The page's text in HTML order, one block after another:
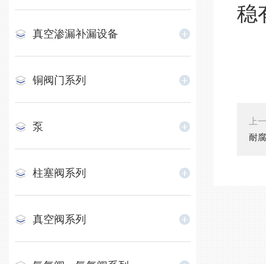
真空渗漏补漏设备
铜阀门系列
泵
柱塞阀系列
真空阀系列
稳
上
耐